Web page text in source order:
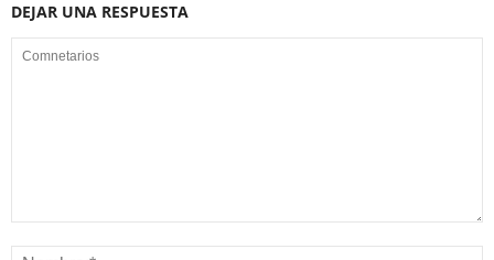
DEJAR UNA RESPUESTA